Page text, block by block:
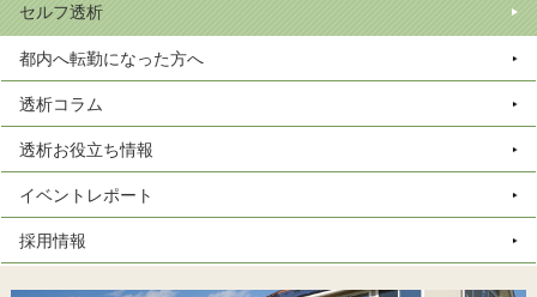
セルフ透析
都内へ転勤になった方へ
透析コラム
透析お役立ち情報
イベントレポート
採用情報